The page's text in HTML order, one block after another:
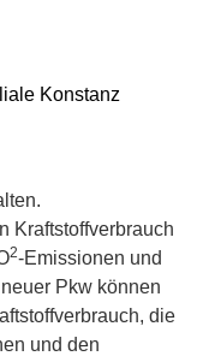
Konstanz
Kraftstoffverbrauch
2-Emissionen und
Pkw können
die
und den